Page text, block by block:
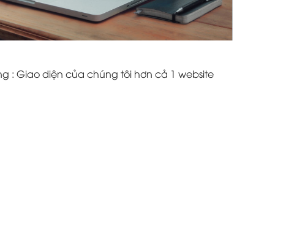
: Giao diện của chúng tôi hơn cả 1 website